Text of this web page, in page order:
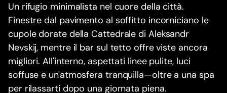
Un rifugio minimalista nel cuore della città.
Finestre dal pavimento al soffitto incorniciano le
cupole dorate della Cattedrale di Aleksandr
Nevskij, mentre il bar sul tetto offre viste ancora
migliori. All'interno, aspettati linee pulite, luci
soffuse e un'atmosfera tranquilla—oltre a una spa
per rilassarti dopo una giornata piena.